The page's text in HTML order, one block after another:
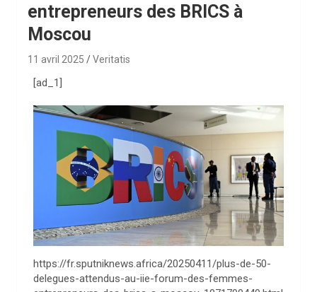
entrepreneurs des BRICS à
Moscou
11 avril 2025 Veritatis
[ad_1]
https://fr.sputniknews.africa/20250411/plus-de-50-
delegues-attendus-au-iie-forum-des-femmes-